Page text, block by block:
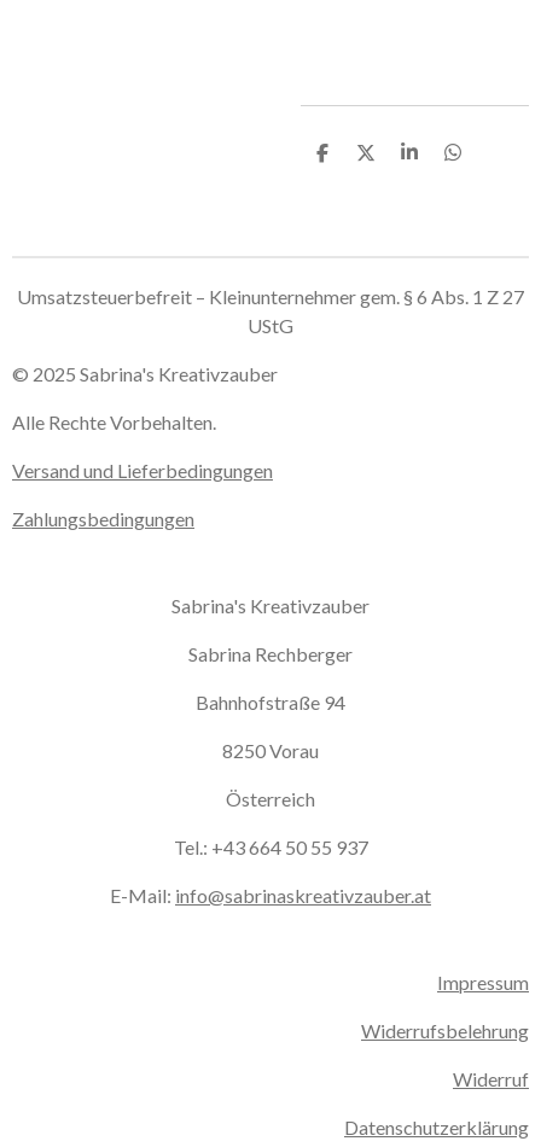
T
n
T
n
T
n
T
n
Umsatzsteuerbefreit – Kleinunternehmer gem. § 6 Abs. 1 Z 27
UStG
© 2025 Sabrina's Kreativzauber
Alle Rechte Vorbehalten.
Versand und Lieferbedingungen
Zahlungsbedingungen
Sabrina's Kreativzauber
Sabrina Rechberger
Bahnhofstraße 94
8250 Vorau
Österreich
Tel.: +43 664 50 55 937
E-Mail: info@sabrinaskreativzauber.at
Impressum
Widerrufsbelehrung
Widerruf
Datenschutzerklärung